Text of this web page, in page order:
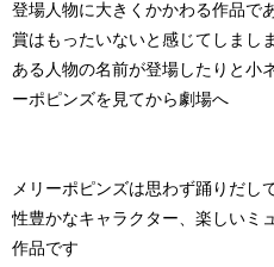
登場人物に大きくかかわる作品で
賞はもったいないと感じてしまし
ある人物の名前が登場したりと小
ーポピンズを見てから劇場へ
メリーポピンズは思わず踊りだし
性豊かなキャラクター、楽しいミ
作品です